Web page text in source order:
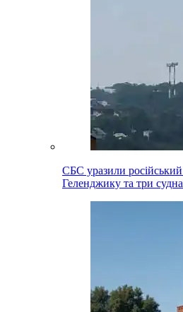
СБС уразили
Геленджику та три